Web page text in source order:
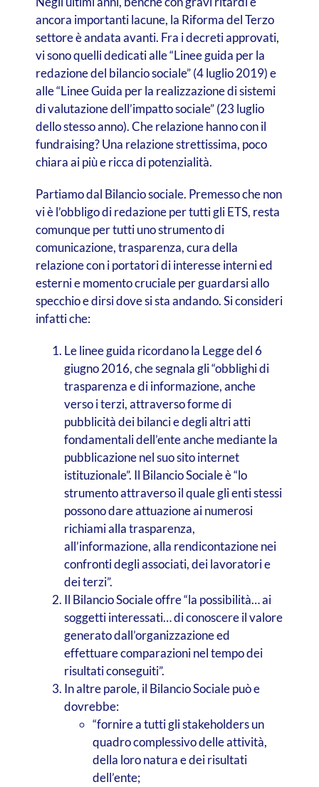
ancora importanti lacune, la Riforma del Terzo
settore è andata avanti. Fra i decreti approvati,
vi sono quelli dedicati alle “Linee guida per la
redazione del bilancio sociale” (4 luglio 2019) e
alle “Linee Guida per la realizzazione di sistemi
di valutazione dell’impatto sociale” (23 luglio
dello stesso anno). Che relazione hanno con il
fundraising? Una relazione strettissima, poco
chiara ai più e ricca di potenzialità.
Partiamo dal Bilancio sociale. Premesso che non
vi è l’obbligo di redazione per tutti gli ETS, resta
comunque per tutti uno strumento di
comunicazione, trasparenza, cura della
relazione con i portatori di interesse interni ed
esterni e momento cruciale per guardarsi allo
specchio e dirsi dove si sta andando. Si consideri
infatti che:
Le linee guida ricordano la Legge del 6
giugno 2016, che segnala gli “obblighi di
trasparenza e di informazione, anche
verso i terzi, attraverso forme di
pubblicità dei bilanci e degli altri atti
fondamentali dell’ente anche mediante la
pubblicazione nel suo sito internet
istituzionale”. Il Bilancio Sociale è “lo
strumento attraverso il quale gli enti stessi
possono dare attuazione ai numerosi
richiami alla trasparenza,
all’informazione, alla rendicontazione nei
confronti degli associati, dei lavoratori e
dei terzi”.
Il Bilancio Sociale offre “la possibilità… ai
soggetti interessati… di conoscere il valore
generato dall’organizzazione ed
effettuare comparazioni nel tempo dei
risultati conseguiti”.
In altre parole, il Bilancio Sociale può e
dovrebbe:
“fornire a tutti gli stakeholders un
quadro complessivo delle attività,
della loro natura e dei risultati
dell’ente;